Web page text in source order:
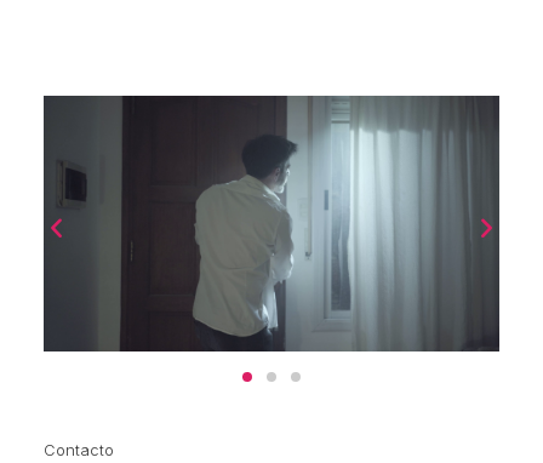
Contacto